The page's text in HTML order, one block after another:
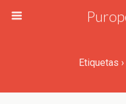
Etiquetas